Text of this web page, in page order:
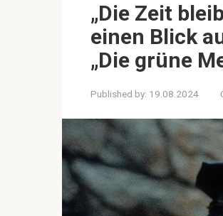
„Die Zeit
einen Blick
„Die grüne
Published by: 19.08.2024